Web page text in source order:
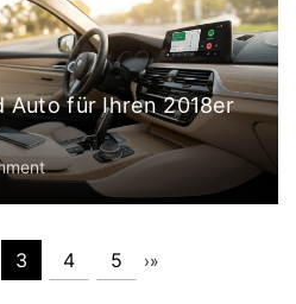
Auto für Ihren 2018er
3 4 5 ›»